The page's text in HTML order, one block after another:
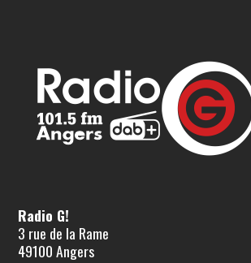
Radio G!
3 rue de la Rame
49100 Angers